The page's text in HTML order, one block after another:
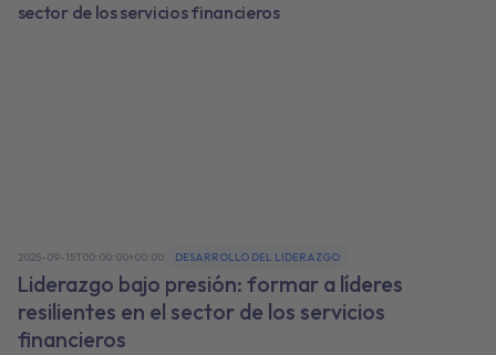
2025-09-15T00:00:00+00:00 DESARROLLO DEL LIDERAZGO
Liderazgo bajo presión: formar a líderes
resilientes en el sector de los servicios
financieros